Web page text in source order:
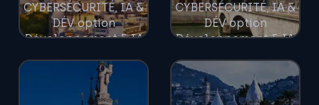
CYBERSÉCURITÉ, IA &
DÉV option
Développement & IA
CYBERSÉCURITÉ, IA &
DÉV option
Développement & IA